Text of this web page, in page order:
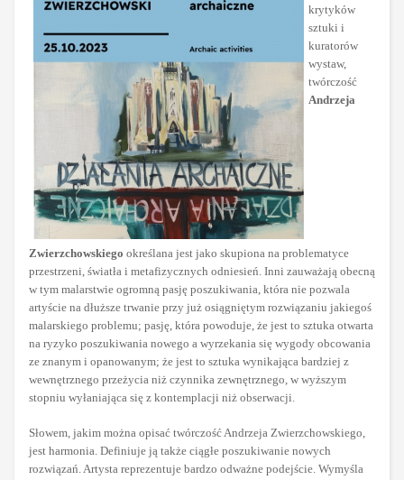
krytyków
sztuki i
kuratorów
wystaw,
twórczość
Andrzeja
Zwierzchowskiego określana jest jako skupiona na problematyce
przestrzeni, światła i metafizycznych odniesień. Inni zauważają obecną
w tym malarstwie ogromną pasję poszukiwania, która nie pozwala
artyście na dłuższe trwanie przy już osiągniętym rozwiązaniu jakiegoś
malarskiego problemu; pasję, która powoduje, że jest to sztuka otwarta
na ryzyko poszukiwania nowego a wyrzekania się wygody obcowania
ze znanym i opanowanym; że jest to sztuka wynikająca bardziej z
wewnętrznego przeżycia niż czynnika zewnętrznego, w wyższym
stopniu wyłaniająca się z kontemplacji niż obserwacji.
Słowem, jakim można opisać twórczość Andrzeja Zwierzchowskiego,
jest harmonia. Definiuje ją także ciągłe poszukiwanie nowych
rozwiązań. Artysta reprezentuje bardzo odważne podejście. Wymyśla